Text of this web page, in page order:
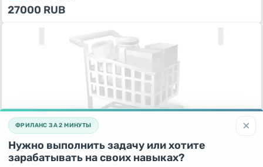
27000 RUB
Покупаем Пластины для фрез
14 день назад
×
ФРИЛАНС ЗА 2 МИНУТЫ
Нужно выполнить задачу или хотите
зарабатывать на своих навыках?